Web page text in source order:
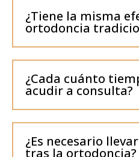
¿Tiene la misma
ortodoncia
¿Cada cuánto
acudir a consulta?
¿Es necesario
tras la ortodoncia?